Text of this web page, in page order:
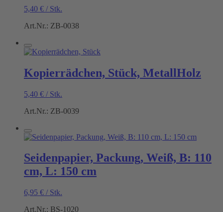
5,40 € / Stk.
Art.Nr.: ZB-0038
Kopierrädchen, Stück, MetallHolz
5,40 € / Stk.
Art.Nr.: ZB-0039
Seidenpapier, Packung, Weiß, B: 110
cm, L: 150 cm
6,95 € / Stk.
Art.Nr.: BS-1020